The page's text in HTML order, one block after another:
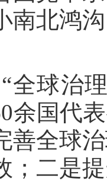
南北鸿
全球治
余国代
善全球
；二是